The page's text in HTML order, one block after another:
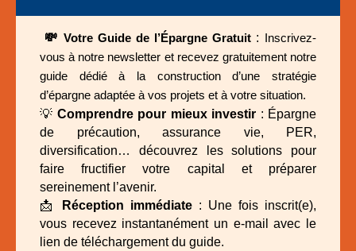
💸 Votre Guide de l’Épargne Gratuit :
Inscrivez-
vous à notre newsletter et recevez gratuitement notre
guide dédié à la construction d’une stratégie
d’épargne adaptée à vos projets et à votre situation.
💡 Comprendre pour mieux investir : Épargne
de précaution, assurance vie, PER,
diversification… découvrez les solutions pour
faire fructifier votre capital et préparer
sereinement l’avenir.
📩
Réception immédiate : Une fois inscrit(e),
vous recevez instantanément un e-mail avec le
lien de téléchargement du guide.